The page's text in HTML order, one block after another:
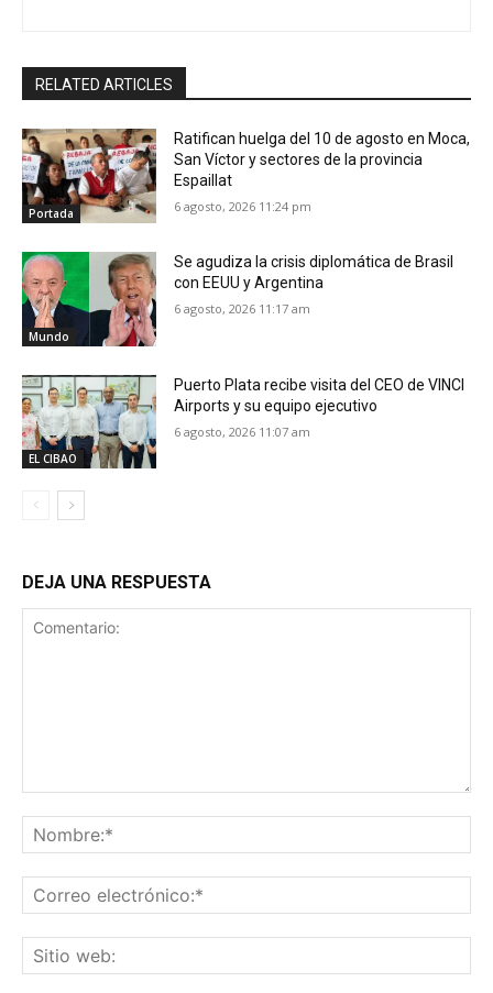
RELATED ARTICLES
Portada
Ratifican huelga del 10 de agosto en Moca,
San Víctor y sectores de la provincia
Espaillat
6 agosto, 2026 11:24 pm
Mundo
Se agudiza la crisis diplomática de Brasil
con EEUU y Argentina
6 agosto, 2026 11:17 am
EL CIBAO
Puerto Plata recibe visita del CEO de VINCI
Airports y su equipo ejecutivo
6 agosto, 2026 11:07 am
DEJA UNA RESPUESTA